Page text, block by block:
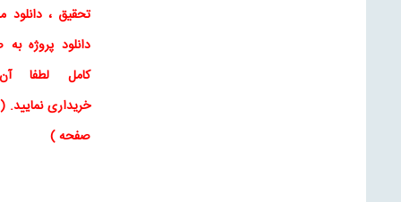
تحقیق ، دانلود
دانلود پروژه
کامل لطفا
خریداری نمایید. (
صفحه )